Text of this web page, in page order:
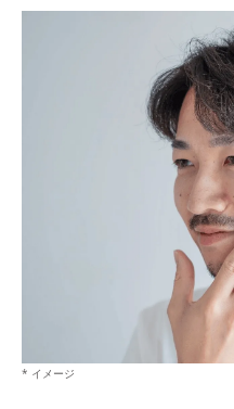
* イメージ